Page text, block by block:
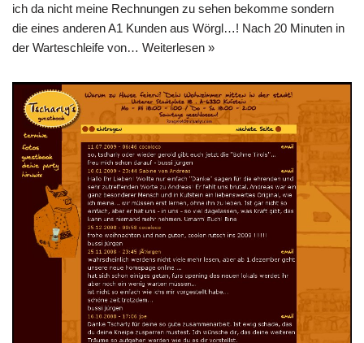
ich da nicht meine Rechnungen zu sehen bekomme sondern
die eines anderen A1 Kunden aus Wörgl…! Nach 20 Minuten in
der Warteschleife von… Weiterlesen »